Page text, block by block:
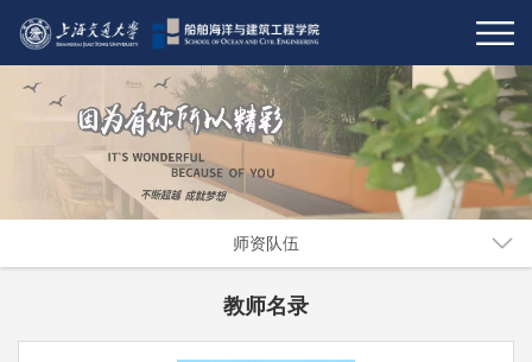
师资队伍
教师名录